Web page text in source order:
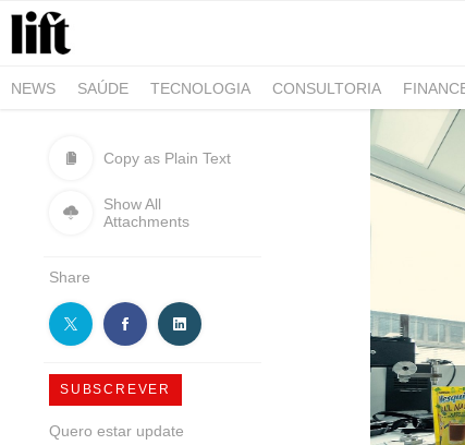
NEWS SAÚDE TECNOLOGIA CONSULTORIA
Copy as Plain Text
Show All
Attachments
Share
SUBSCREVER
Quero estar update